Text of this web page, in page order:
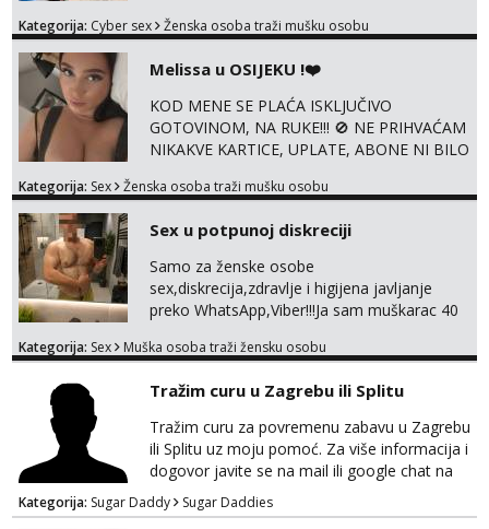
+385919977166 Telegram 👉
UŽIVO
Kategorija: Cyber sex Ženska osoba traži mušku osobu
Melissa u OSIJEKU !❤️
KOD MENE SE PLAĆA ISKLJUČIVO
GOTOVINOM, NA RUKE!!! 🚫 NE PRIHVAĆAM
NIKAKVE KARTICE, UPLATE, ABONE NI BILO
SAMO GOTOVINA!!! Moje fotografije su
za dopisivanja Za dogovor mi piši direktno na
WhatsApp – ako znaš što želiš, bit će ti
nagrađeno.
Kategorija: Sex Ženska osoba traži mušku osobu
Sex u potpunoj diskreciji
Samo za ženske osobe
sex,diskrecija,zdravlje i higijena javljanje
preko WhatsApp,Viber!!!Ja sam muškarac 40
sve stvar dogovora otvoren za sve
Kategorija: Sex Muška osoba traži žensku osobu
Tražim curu u Zagrebu ili Splitu
Tražim curu za povremenu zabavu u Zagrebu
ili Splitu uz moju pomoć. Za više informacija i
dogovor javite se na mail ili google chat na
oneofakind999111@gmail.com
Kategorija: Sugar Daddy Sugar Daddies